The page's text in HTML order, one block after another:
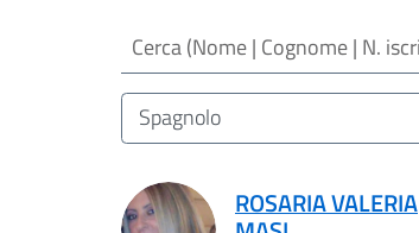
Cerca (Nome | Cognome | N. iscrizione)
Lingua
Spagnolo
Risultati ricerca
ROSARIA VALERIA